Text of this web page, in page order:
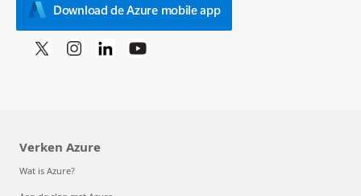
Download de Azure mobile app
Verken Azure
Wat is Azure?